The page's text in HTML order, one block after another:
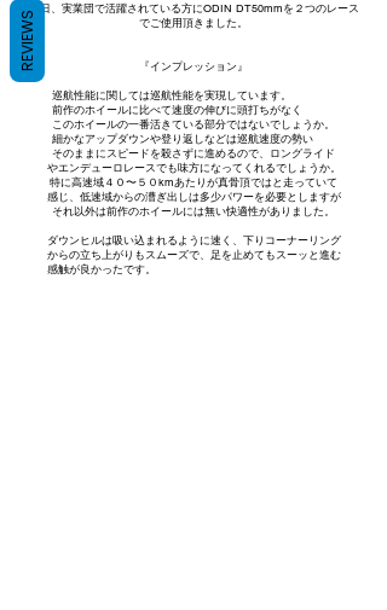
先日、実業団で活躍されている方にODIN DT50mmを２つのレース
でご使用頂きました。
『インプレッション』
巡航性能に関しては巡航性能を実現しています。
前作のホイールに比べて速度の伸びに頭打ちがなく
このホイールの一番活きている部分ではないでしょうか。
細かなアップダウンや登り返しなどは巡航速度の勢い
そのままにスピードを殺さずに進めるので、ロングライド
やエンデューロレースでも味方になってくれるでしょうか。
特に高速域４０〜５０kmあたりが真骨頂ではと走っていて
感じ、低速域からの漕ぎ出しは多少パワーを必要としますが
それ以外は前作のホイールには無い快適性がありました。
ダウンヒルは吸い込まれるように速く、下りコーナーリング
からの立ち上がりもスムーズで、足を止めてもスーッと進む
感触が良かったです。
REVIEWS